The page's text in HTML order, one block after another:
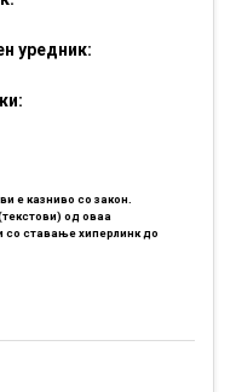
уредник:
е казниво со закон.
од оваа
ставање хиперлинк до